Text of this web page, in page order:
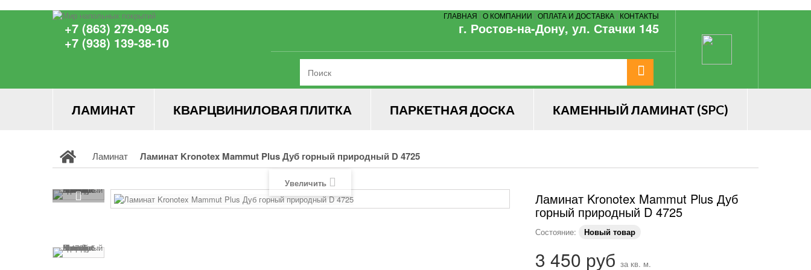
ГЛАВНАЯ | О КОМПАНИИ | ОПЛАТА И ДОСТАВКА | КОНТАКТЫ
+7 (863) 279-09-05
+7 (938) 139-38-10
г. Ростов-на-Дону, ул. Стачки 145
ЛАМИНАТ КВАРЦВИНИЛОВАЯ ПЛИТКА ПАРКЕТНАЯ ДОСКА КАМЕННЫЙ ЛАМИНАТ (SPC)
Ламинат Ламинат Kronotex Mammut Plus Дуб горный природный D 4725
Увеличить
Ламинат Kronotex Mammut Plus Дуб
горный природный D 4725
Состояние: Новый товар
3 450 руб за кв. м.